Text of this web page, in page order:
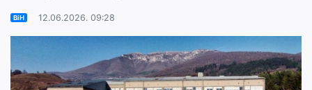
BiH 12.06.2026. 09:28